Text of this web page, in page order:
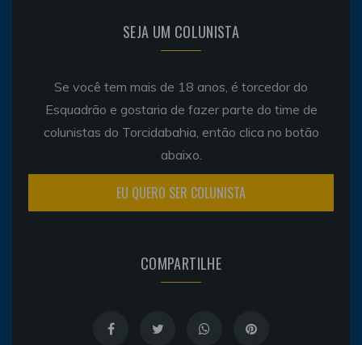
SEJA UM COLUNISTA
Se você tem mais de 18 anos, é torcedor do
Esquadrão e gostaria de fazer parte do time de
colunistas do Torcidabahia, então clica no botão
abaixo.
EU QUERO SER COLUNISTA
COMPARTILHE